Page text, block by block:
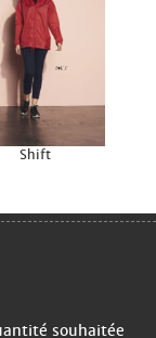
Shift
souhaitée